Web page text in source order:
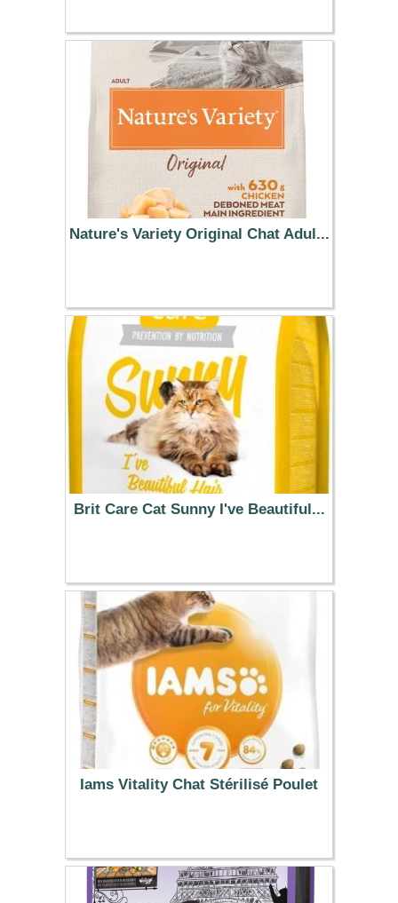
33.99 €
Nature's Variety Original Chat Adul...
22.99 €
Brit Care Cat Sunny I've Beautiful...
13.99 €
Iams Vitality Chat Stérilisé Poulet
30.99 €